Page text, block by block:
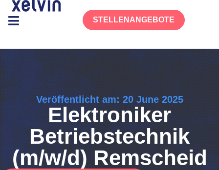
STELLENANGEBOTE
Veröffentlicht am: 20 June 2025
Elektroniker
Betriebstechnik
(m/w/d) Remscheid